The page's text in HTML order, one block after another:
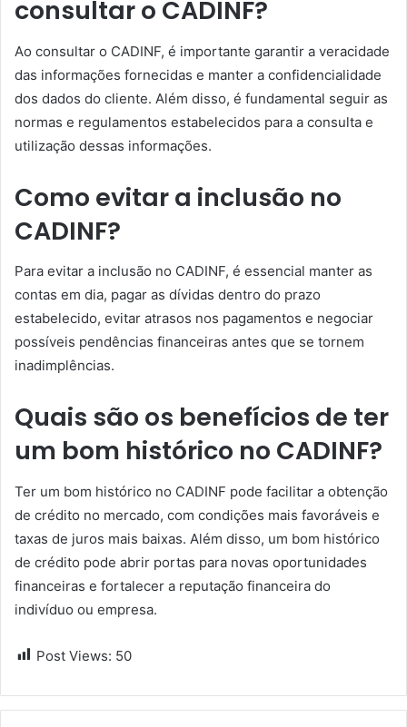
consultar o CADINF?
Ao consultar o CADINF, é importante garantir a veracidade
das informações fornecidas e manter a confidencialidade
dos dados do cliente. Além disso, é fundamental seguir as
normas e regulamentos estabelecidos para a consulta e
utilização dessas informações.
Como evitar a inclusão no
CADINF?
Para evitar a inclusão no CADINF, é essencial manter as
contas em dia, pagar as dívidas dentro do prazo
estabelecido, evitar atrasos nos pagamentos e negociar
possíveis pendências financeiras antes que se tornem
inadimplências.
Quais são os benefícios de ter
um bom histórico no CADINF?
Ter um bom histórico no CADINF pode facilitar a obtenção
de crédito no mercado, com condições mais favoráveis e
taxas de juros mais baixas. Além disso, um bom histórico
de crédito pode abrir portas para novas oportunidades
financeiras e fortalecer a reputação financeira do
indivíduo ou empresa.
Post Views: 50